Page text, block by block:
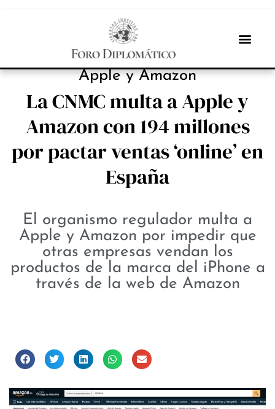
NOTICIAS
Apple y Amazon
La CNMC multa a Apple y
Amazon con 194 millones
por pactar ventas ‘online’ en
España
El organismo regulador multa a
Apple y Amazon por impedir que
otras empresas vendan los
productos de la marca del iPhone a
través de la web de Amazon